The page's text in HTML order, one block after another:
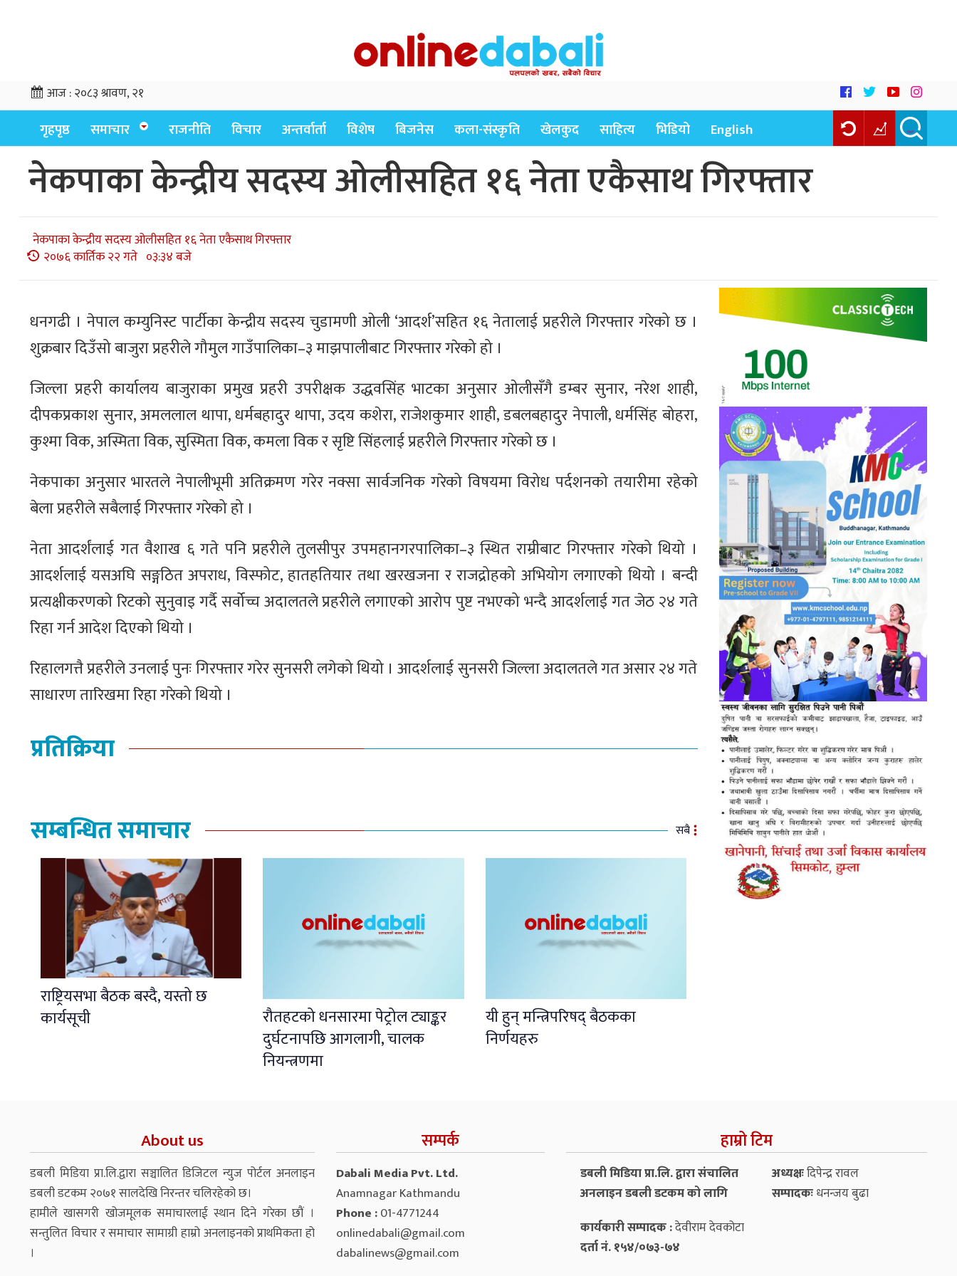
आज :२०८३ श्रावण, २१
गृहपृष्ठ समाचार राजनीति विचार अन्तर्वार्ता विशेष बिजनेस कला-संस्कृति खेलकुद साहित्य भिडियो English
नेकपाका केन्द्रीय सदस्य ओलीसहित १६ नेता एकैसाथ गिरफ्तार
नेकपाका केन्द्रीय सदस्य ओलीसहित १६ नेता एकैसाथ गिरफ्तार
२०७६ कार्तिक २२ गते ०३:३४ बजे
धनगढी । नेपाल कम्युनिस्ट पार्टीका केन्द्रीय सदस्य चुडामणी ओली ‘आदर्श’सहित १६ नेतालाई प्रहरीले गिरफ्तार गरेको छ ।
शुक्रबार दिउँसो बाजुरा प्रहरीले गौमुल गाउँपालिका–३ माझपालीबाट गिरफ्तार गरेको हो ।
जिल्ला प्रहरी कार्यालय बाजुराका प्रमुख प्रहरी उपरीक्षक उद्धवसिंह भाटका अनुसार ओलीसँगै डम्बर सुनार, नरेश शाही,
दीपकप्रकाश सुनार, अमललाल थापा, धर्मबहादुर थापा, उदय कशेरा, राजेशकुमार शाही, डबलबहादुर नेपाली, धर्मसिंह बोहरा,
कुश्मा विक, अस्मिता विक, सुस्मिता विक, कमला विक र सृष्टि सिंहलाई प्रहरीले गिरफ्तार गरेको छ ।
नेकपाका अनुसार भारतले नेपालीभूमी अतिक्रमण गरेर नक्सा सार्वजनिक गरेको विषयमा विरोध पर्दशनको तयारीमा रहेको
बेला प्रहरीले सबैलाई गिरफ्तार गरेको हो ।
नेता आदर्शंलाई गत वैशाख ६ गते पनि प्रहरीले तुलसीपुर उपमहानगरपालिका–३ स्थित राम्रीबाट गिरफ्तार गरेको थियो ।
आदर्शलाई यसअघि सङ्गठित अपराध, विस्फोट, हातहतियार तथा खरखजना र राजद्रोहको अभियोग लगाएको थियो । बन्दी
प्रत्यक्षीकरणको रिटको सुनुवाइ गर्दै सर्वोच्च अदालतले प्रहरीले लगाएको आरोप पुष्ट नभएको भन्दै आदर्शलाई गत जेठ २४ गते
रिहा गर्न आदेश दिएको थियो ।
रिहालगत्तै प्रहरीले उनलाई पुनः गिरफ्तार गरेर सुनसरी लगेको थियो । आदर्शलाई सुनसरी जिल्ला अदालतले गत असार २४ गते
साधारण तारिखमा रिहा गरेको थियो ।
प्रतिक्रिया
सम्बन्धित समाचार सबै
राष्ट्रियसभा बैठक बस्दै, यस्तो छ
कार्यसूची
रौतहटको धनसारमा पेट्रोल ट्याङ्कर
दुर्घटनापछि आगलागी, चालक
नियन्त्रणमा
यी हुन् मन्त्रिपरिषद् बैठकका
निर्णयहरु
About us
डबली मिडिया प्रा.लि.द्वारा सञ्चालित डिजिटल न्युज पोर्टल अनलाइन
डबली डटकम २०७१ सालदेखि निरन्तर चलिरहेको छ।
हामीले खासगरी खोजमूलक समाचारलाई स्थान दिने गरेका छौं ।
सन्तुलित विचार र समाचार सामाग्री हाम्रो अनलाइनको प्राथमिकता हो
।
सम्पर्क
Dabali Media Pvt. Ltd.
Anamnagar Kathmandu
Phone :01-4771244
onlinedabali@gmail.com
dabalinews@gmail.com
हाम्रो टिम
डबली मिडिया प्रा.लि. द्वारा संचालित
अनलाइन डबली डटकम को लागि
अध्यक्षःदिपेन्द्र रावल
सम्पादकःधनन्‍जय बुढा
कार्यकारी सम्पादक :देवीराम देवकोटा
दर्ता नं. १५४/०७३-७४